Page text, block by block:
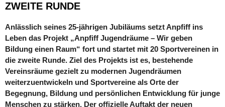
ZWEITE RUNDE
Anlässlich seines 25‑jährigen Jubiläums setzt Anpfiff ins
Leben das Projekt „Anpfiff Jugendräume – Wir geben
Bildung einen Raum“ fort und startet mit 20 Sportvereinen in
die zweite Runde. Ziel des Projekts ist es, bestehende
Vereinsräume gezielt zu modernen Jugendräumen
weiterzuentwickeln und Sportvereine als Orte der
Begegnung, Bildung und persönlichen Entwicklung für junge
Menschen zu stärken. Der offizielle Auftakt der neuen